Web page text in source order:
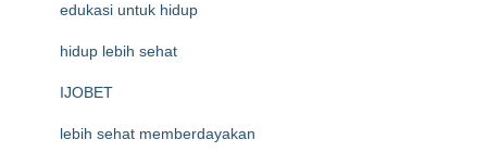
edukasi untuk hidup
hidup lebih sehat
IJOBET
lebih sehat memberdayakan